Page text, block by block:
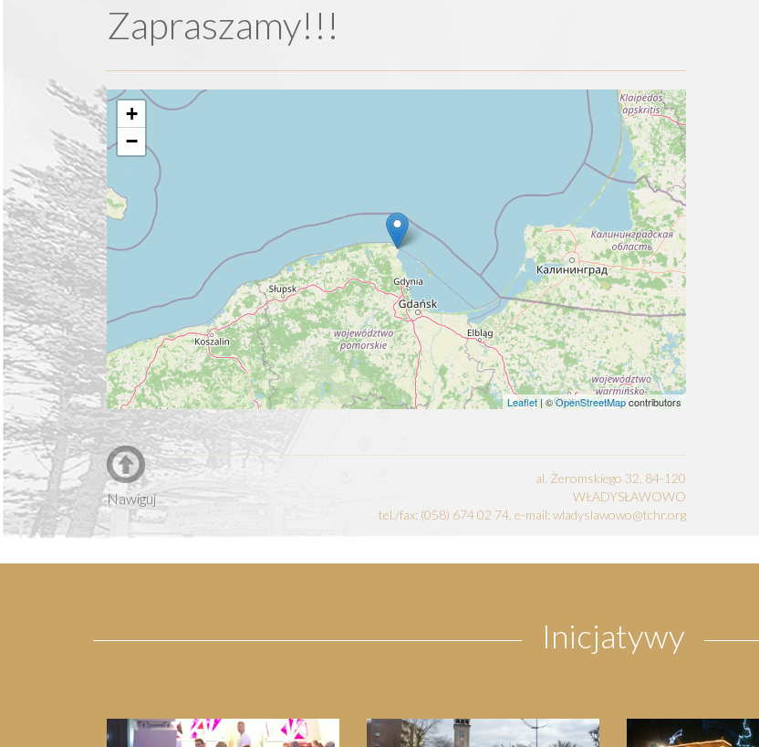
Zapraszamy!!!
+
−
Leaflet | ©OpenStreetMapcontributors
Nawiguj
al. Żeromskiego 32, 84-120
WŁADYSŁAWOWO
tel./fax: (058) 674 02 74, e-mail: wladyslawowo@tchr.org
Inicjatywy
Previous